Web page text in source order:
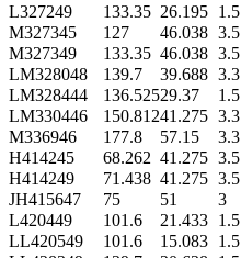
L327249
133.35 26.195 1.5
M327345
127 46.038 3.5
M327349
133.35 46.038 3.5
LM328048
139.7 39.688 3.3
LM328444
136.52529.37 1.5
LM330446
150.81241.275 3.3
M336946
177.8 57.15 3.3
H414245
68.262 41.275 3.5
H414249
71.438 41.275 3.5
JH415647
75 51 3
L420449
101.6 21.433 1.5
LL420549
101.6 15.083 1.5